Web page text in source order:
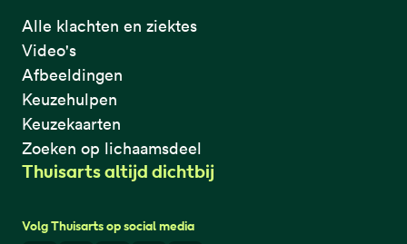
Alle klachten en ziektes
Video's
Afbeeldingen
Keuzehulpen
Keuzekaarten
Zoeken op lichaamsdeel
Thuisarts altijd dichtbij
Volg Thuisarts op social media